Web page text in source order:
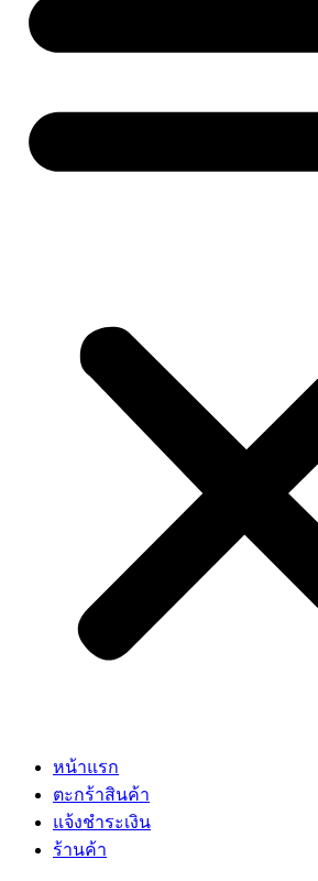
หน้าแรก
ตะกร้าสินค้า
แจ้งชำระเงิน
ร้านค้า